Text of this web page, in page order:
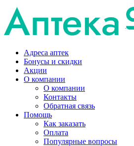
Адреса аптек
Бонусы и скидки
Акции
О компании
О компании
Контакты
Обратная связь
Помощь
Как заказать
Оплата
Популярные вопросы